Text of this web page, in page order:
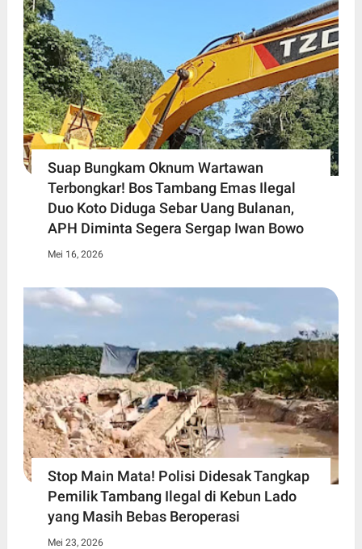
Suap Bungkam Oknum Wartawan
Terbongkar! Bos Tambang Emas Ilegal
Duo Koto Diduga Sebar Uang Bulanan,
APH Diminta Segera Sergap Iwan Bowo
Mei 16, 2026
Stop Main Mata! Polisi Didesak Tangkap
Pemilik Tambang Ilegal di Kebun Lado
yang Masih Bebas Beroperasi
Mei 23, 2026